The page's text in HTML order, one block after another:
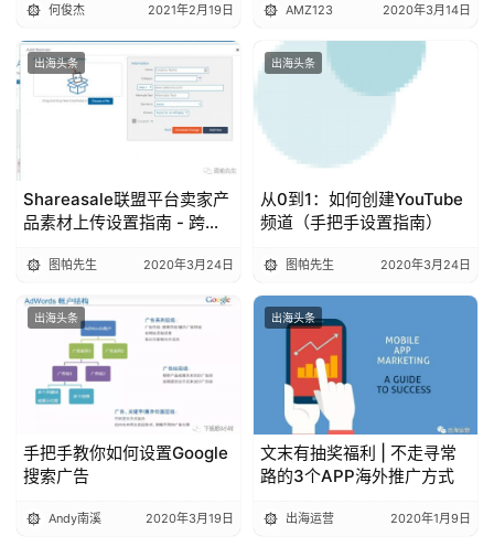
何俊杰 2021年2月19日 AMZ123 2020年3月14日
出海头条
Shareasale联盟平台卖家产
品素材上传设置指南 - 跨境
图帕先生 2020年3月24日
出海头条
从0到1：如何创建YouTube
频道（手把手设置指南）
图帕先生 2020年3月24日
出海头条
手把手教你如何设置Google
搜索广告
Andy南溪 2020年3月19日
出海头条
文末有抽奖福利 | 不走寻常
路的3个APP海外推广方式
出海运营 2020年1月9日